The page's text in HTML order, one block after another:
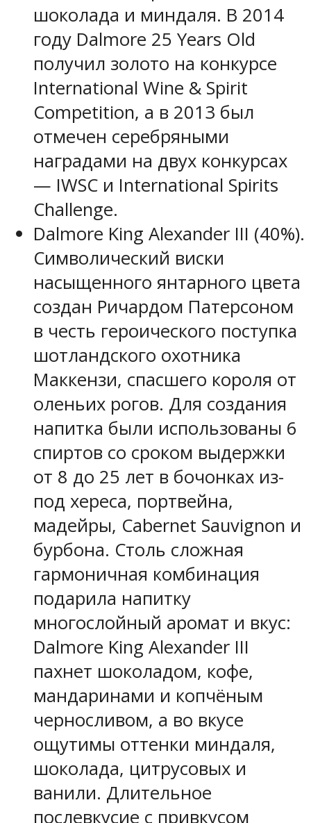
шоколада и миндаля. В 2014
году Dalmore 25 Years Old
получил золото на конкурсе
International Wine & Spirit
Competition, а в 2013 был
отмечен серебряными
наградами на двух конкурсах
— IWSC и International Spirits
Challenge.
Dalmore King Alexander III (40%).
Символический виски
насыщенного янтарного цвета
создан Ричардом Патерсоном
в честь героического поступка
шотландского охотника
Маккензи, спасшего короля от
оленьих рогов. Для создания
напитка были использованы 6
спиртов со сроком выдержки
от 8 до 25 лет в бочонках из-
под хереса, портвейна,
мадейры, Cabernet Sauvignon и
бурбона. Столь сложная
гармоничная комбинация
подарила напитку
многослойный аромат и вкус:
Dalmore King Alexander III
пахнет шоколадом, кофе,
мандаринами и копчёным
черносливом, а во вкусе
ощутимы оттенки миндаля,
шоколада, цитрусовых и
ванили. Длительное
послевкусие с привкусом